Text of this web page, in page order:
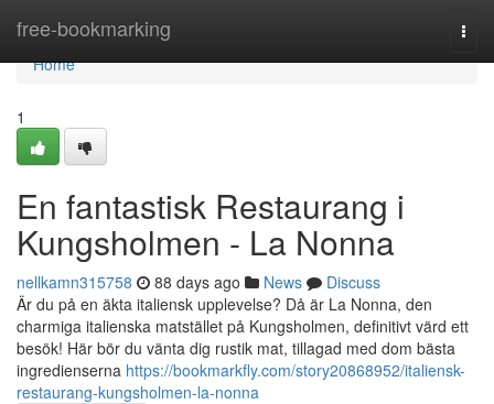
free-bookmarking
Home
Home
1
En fantastisk Restaurang i
Kungsholmen - La Nonna
nellkamn315758 88 days ago News
Discuss
Är du på en äkta italiensk upplevelse? Då är La Nonna, den
charmiga italienska matstället på Kungsholmen, definitivt värd ett
besök! Här bör du vänta dig rustik mat, tillagad med dom bästa
ingredienserna https://bookmarkfly.com/story20868952/italiensk-
restaurang-kungsholmen-la-nonna